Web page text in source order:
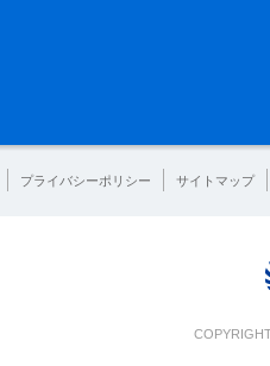
プライバシーポリシー サイトマップ